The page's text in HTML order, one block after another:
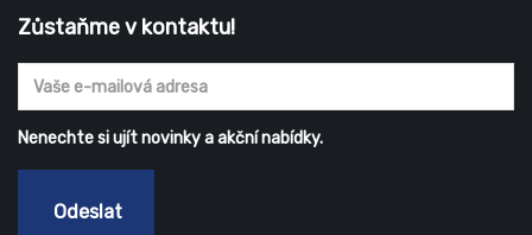
Zůstaňme v kontaktu!
Nenechte si ujít novinky a akční nabídky.
Odeslat